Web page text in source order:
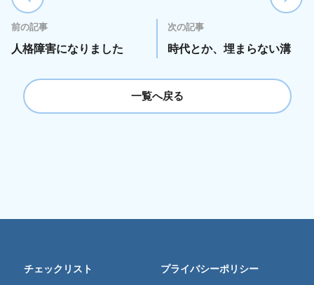
前の記事
人格障害になりました
次の記事
時代とか、埋まらない溝
一覧へ戻る
チェックリスト プライバシーポリシー